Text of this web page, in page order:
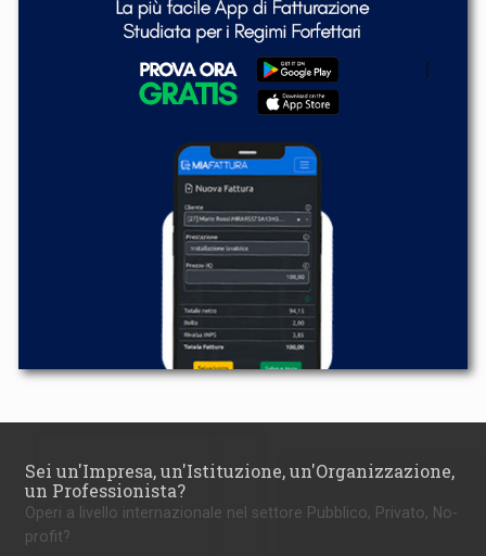
Sei un'Impresa, un'Istituzione, un'Organizzazione,
un Professionista?
Operi a livello internazionale nel settore Pubblico, Privato, No-
profit?